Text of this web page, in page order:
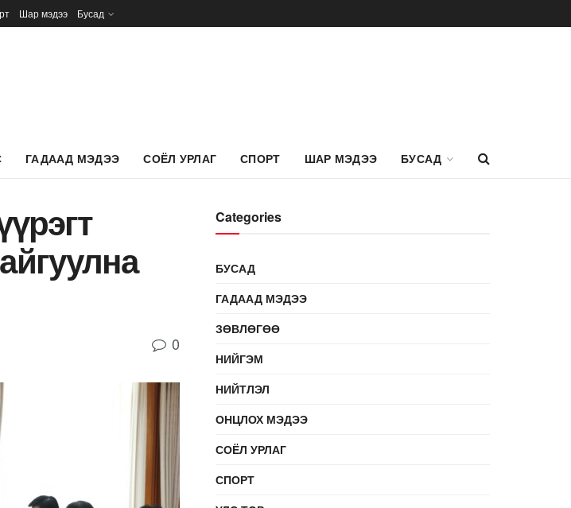
Шар мэдээ Бусад
ГАДААД МЭДЭЭ СОЁЛ УРЛАГ СПОРТ ШАР МЭДЭЭ БУСАД
0
Categories
БУСАД
ГАДААД МЭДЭЭ
ЗӨВЛӨГӨӨ
НИЙГЭМ
НИЙТЛЭЛ
ОНЦЛОХ МЭДЭЭ
СОЁЛ УРЛАГ
СПОРТ